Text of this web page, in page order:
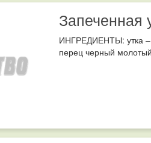
Запеченная
ИНГРЕДИЕНТЫ: утка –
перец черный